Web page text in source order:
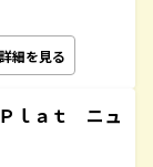
詳細を見る
ｌａｔ ニュ